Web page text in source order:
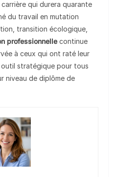
qui durera quarante
du travail en mutation
transition écologique,
professionnellecontinue
à ceux qui ont raté leur
outil stratégique pour tous
niveau de diplôme de